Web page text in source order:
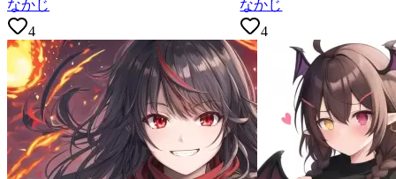
なかじ
4
なかじ
4